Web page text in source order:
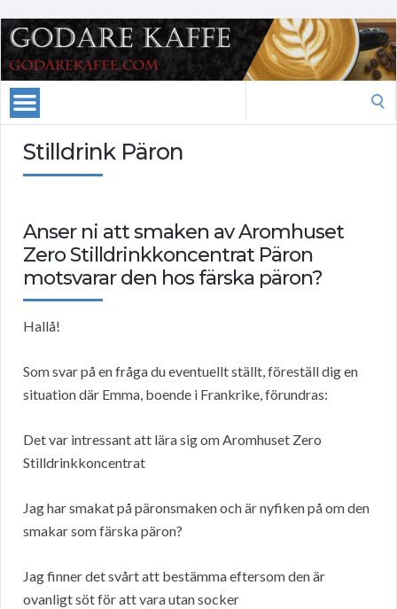
Stilldrink Päron
Anser ni att smaken av Aromhuset
Zero Stilldrinkkoncentrat Päron
motsvarar den hos färska päron?
Hallå!
Som svar på en fråga du eventuellt ställt, föreställ dig en
situation där Emma, boende i Frankrike, förundras:
Det var intressant att lära sig om Aromhuset Zero
Stilldrinkkoncentrat
Jag har smakat på päronsmaken och är nyfiken på om den
smakar som färska päron?
Jag finner det svårt att bestämma eftersom den är
ovanligt söt för att vara utan socker